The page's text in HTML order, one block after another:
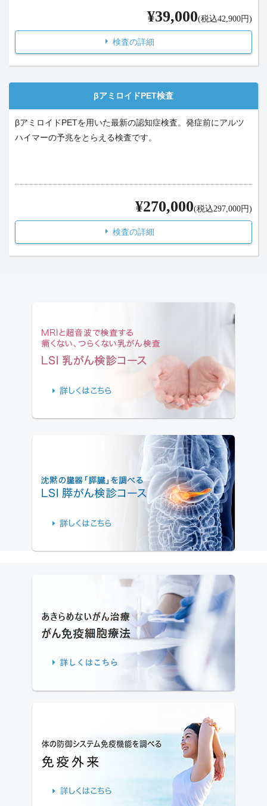
¥39,000(税込42,900円)
検査の詳細
βアミロイドPET検査
βアミロイドPETを用いた最新の認知症検査。発症前にアルツ
ハイマーの予兆をとらえる検査です。
¥270,000(税込297,000円)
検査の詳細